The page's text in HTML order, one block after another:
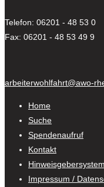
Telefon: 06201 - 48 53 0
Fax: 06201 - 48 53 49 9
arbeiterwohlfahrt@awo-
Home
Suche
Spendenaufruf
Kontakt
Hinweisgebersystem
Impressum /